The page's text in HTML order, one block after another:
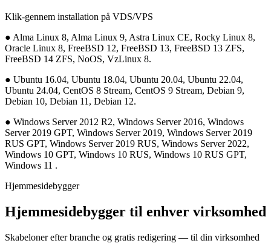
Klik-gennem installation på VDS/VPS
● Alma Linux 8, Alma Linux 9, Astra Linux CE, Rocky Linux 8,
Oracle Linux 8, FreeBSD 12, FreeBSD 13, FreeBSD 13 ZFS,
FreeBSD 14 ZFS, NoOS, VzLinux 8.
● Ubuntu 16.04, Ubuntu 18.04, Ubuntu 20.04, Ubuntu 22.04,
Ubuntu 24.04, CentOS 8 Stream, CentOS 9 Stream, Debian 9,
Debian 10, Debian 11, Debian 12.
● Windows Server 2012 R2, Windows Server 2016, Windows
Server 2019 GPT, Windows Server 2019, Windows Server 2019
RUS GPT, Windows Server 2019 RUS, Windows Server 2022,
Windows 10 GPT, Windows 10 RUS, Windows 10 RUS GPT,
Windows 11 .
Hjemmesidebygger
Hjemmesidebygger til enhver virksomhed
Skabeloner efter branche og gratis redigering — til din virksomhed